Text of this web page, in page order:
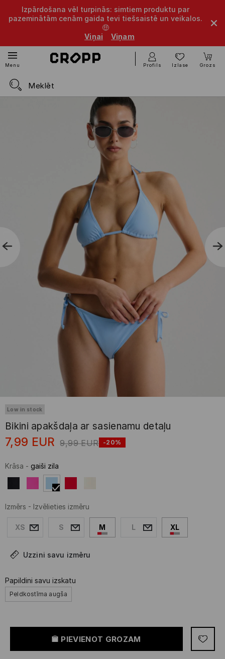
Izpārdošana vēl turpinās: simtiem produktu par
pazeminātām cenām gaida tevi tiešsaistē un veikalos.
🤑
Viņai
Viņam
Menu Profils Izlase Grozs
Low in stock
Bikini apakšdaļa ar sasienamu detaļu
7,99 EUR 9,99 EUR -20%
Krāsa - gaiši zila
Izmērs - Izvēlieties izmēru
XS S M L XL
Uzzini savu izmēru
Papildini savu izskatu
Peldkostīma augša
PIEVIENOT GROZAM